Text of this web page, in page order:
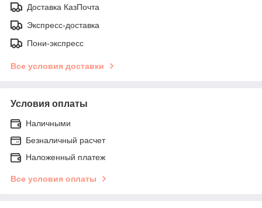
Доставка КазПочта
Экспресс-доставка
Пони-экспресс
Все условия доставки
Условия оплаты
Наличными
Безналичный расчет
Наложенный платеж
Все условия оплаты